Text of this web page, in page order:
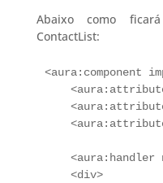
Abaixo como
ContactList:
<aura:component
<aura:handler
    <div>